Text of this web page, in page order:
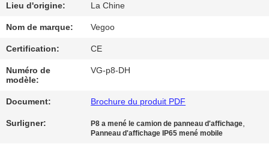
VISITE
DE
L'USINE
CONTRÔLE
DE
Lieu d'origine: La Chine
Nom de marque: Vegoo
Certification: CE
Numéro de
modèle:
VG-p8-DH
Document: Brochure du produit PDF
Surligner: P8 a mené le camion de panneau d'affichage,
Panneau d'affichage IP65 mené mobile